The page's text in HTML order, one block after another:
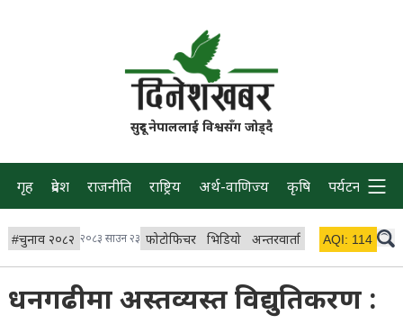
सुदूर नेपाललाई विश्वसँग जोड्दै
गृह प्रदेश राजनीति राष्ट्रिय अर्थ-वाणिज्य कृषि पर्यटन प्रवास
#चुनाव २०८२ २०८३ साउन २३ फोटोफिचर भिडियो अन्तरवार्ता विचार/ब्लग
AQI: 114
धनगढीमा अस्तव्यस्त विद्युतिकरण :